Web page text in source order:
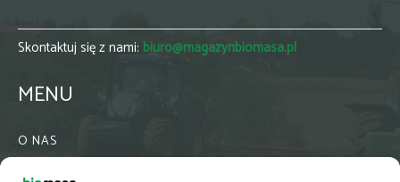
Skontaktuj się z nami: biuro@magazynbiomasa.pl
MENU
O NAS